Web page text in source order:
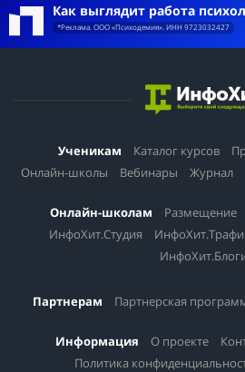
Как выглядит работа
*Реклама. ООО «Психодемия». ИНН 9723032427
Ученикам Каталог курсов
Онлайн-школы
Вебинары Журнал
Онлайн-школам Размещение
ИнфоХит.Студия
Партнерам Партнерская
Информация О проекте
Политика